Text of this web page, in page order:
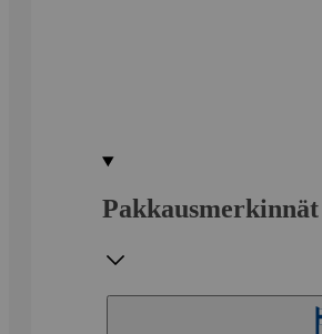
Pakkausmerkinnät